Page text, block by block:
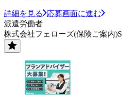
詳細を見る
応募画面に進む
派遣労働者
株式会社フェローズ(保険ご案内